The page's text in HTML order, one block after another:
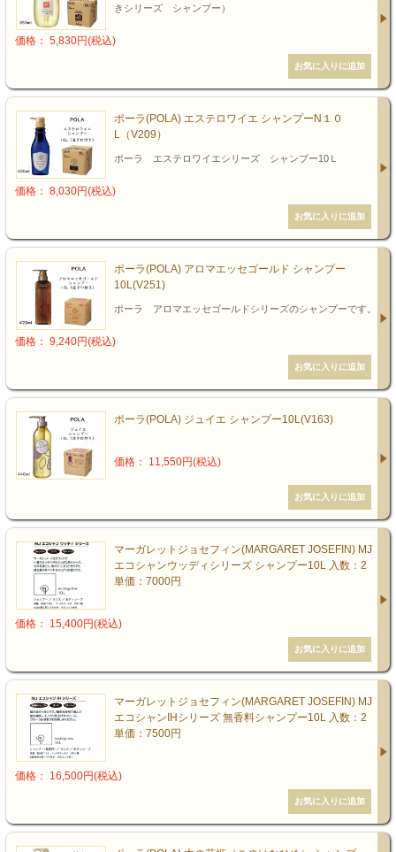
きシリーズ シャンプー）
価格： 5,830円(税込)
ポーラ(POLA) エステロワイエ シャンプーN１０
L（V209）
ポーラ エステロワイエシリーズ シャンプー10Ｌ
価格： 8,030円(税込)
ポーラ(POLA) アロマエッセゴールド シャンプー
10L(V251)
ポーラ アロマエッセゴールドシリーズのシャンプーです。
価格： 9,240円(税込)
ポーラ(POLA) ジュイエ シャンプー10L(V163)
価格： 11,550円(税込)
マーガレットジョセフィン(MARGARET JOSEFIN) MJ
エコシャンウッディシリーズ シャンプー10L 入数：2
単価：7000円
価格： 15,400円(税込)
マーガレットジョセフィン(MARGARET JOSEFIN) MJ
エコシャンIHシリーズ 無香料シャンプー10L 入数：2
単価：7500円
価格： 16,500円(税込)